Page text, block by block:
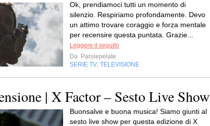
Ok, prendiamoci tutti un momento di
silenzio. Respiriamo profondamente. Devo
un attimo trovare coraggio e forza mentale
per recensire questa puntata. Grazie...
Leggere il seguito
Da Parolepelate
SERIE TV TELEVISIONE
| X Factor – Sesto Live Show
Buonsalve e buona musica! Siamo giunti al
sesto live show per questa edizione di X